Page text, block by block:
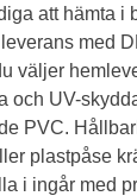
att hämta i
med
väljer
och UV-
PVC.
plastpåse
i ingår med